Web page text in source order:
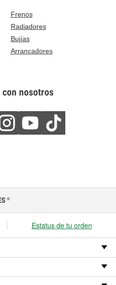
Frenos
Radiadores
Bujías
Arrancadores
con nosotros
®
Estatus de tu orden